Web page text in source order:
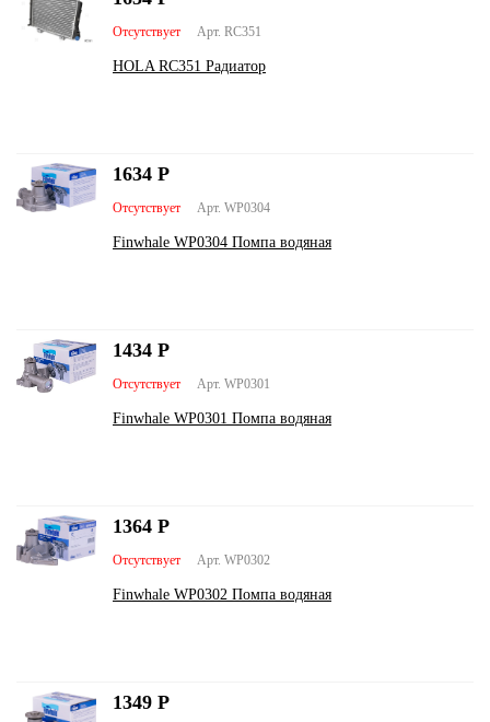
Арт. RC351
Отсутствует
HOLA RC351 Радиатор
Арт. WP0304
Отсутствует
Finwhale WP0304 Помпа водяная
1634 Р
Арт. WP0301
Отсутствует
Finwhale WP0301 Помпа водяная
1434 Р
Арт. WP0302
Отсутствует
Finwhale WP0302 Помпа водяная
1364 Р
1349 Р